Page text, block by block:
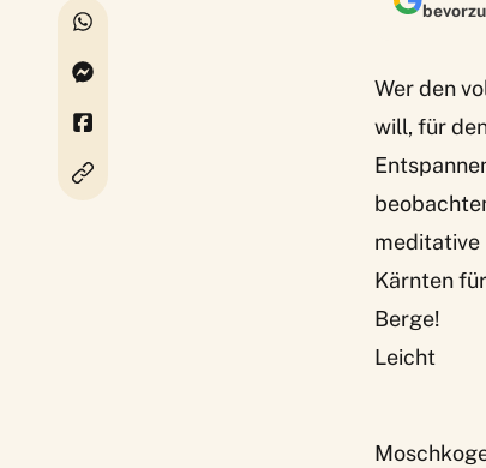
Wer den
will, für
meditative
Kärnten
Berge!
Leicht